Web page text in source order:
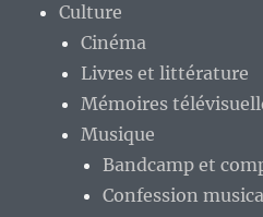
Culture
Cinéma
Livres et littérature
Mémoires
Musique
Bandcamp et
Confession